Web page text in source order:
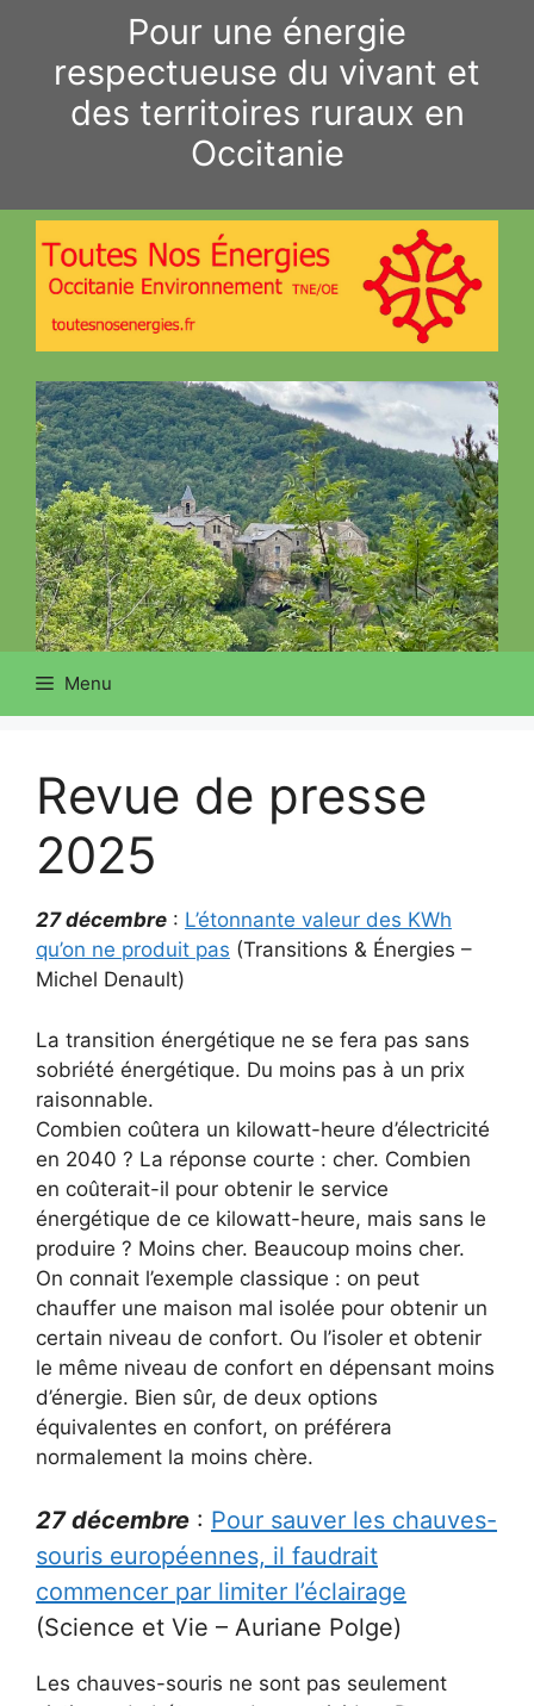
contenu
Pour une énergie
respectueuse du vivant et
des territoires ruraux en
Occitanie
Menu
Revue de presse
2025
27 décembre : L’étonnante valeur des KWh
qu’on ne produit pas (Transitions & Énergies –
Michel Denault)
La transition énergétique ne se fera pas sans
sobriété énergétique. Du moins pas à un prix
raisonnable.
Combien coûtera un kilowatt-heure d’électricité
en 2040 ? La réponse courte : cher. Combien
en coûterait-il pour obtenir le service
énergétique de ce kilowatt-heure, mais sans le
produire ? Moins cher. Beaucoup moins cher.
On connait l’exemple classique : on peut
chauffer une maison mal isolée pour obtenir un
certain niveau de confort. Ou l’isoler et obtenir
le même niveau de confort en dépensant moins
d’énergie. Bien sûr, de deux options
équivalentes en confort, on préférera
normalement la moins chère.
27 décembre : Pour sauver les chauves-
souris européennes, il faudrait
commencer par limiter l’éclairage
(Science et Vie – Auriane Polge)
Les chauves-souris ne sont pas seulement